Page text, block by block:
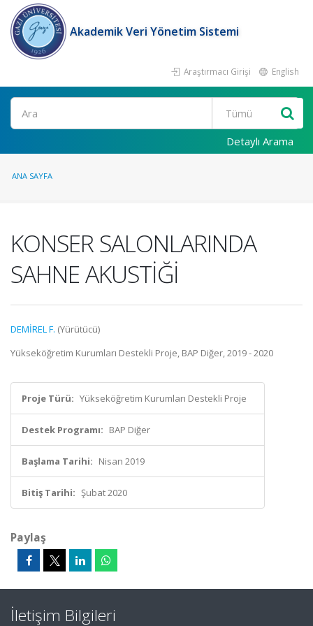
Akademik Veri Yönetim Sistemi
Araştırmacı Girişi English
Ara
Detaylı Arama
ANA SAYFA
KONSER SALONLARINDA
SAHNE AKUSTİĞİ
DEMİREL F. (Yürütücü)
Yükseköğretim Kurumları Destekli Proje, BAP Diğer, 2019 - 2020
Proje Türü: Yükseköğretim Kurumları Destekli Proje
Destek Programı: BAP Diğer
Başlama Tarihi: Nisan 2019
Bitiş Tarihi: Şubat 2020
Paylaş
İletişim Bilgileri